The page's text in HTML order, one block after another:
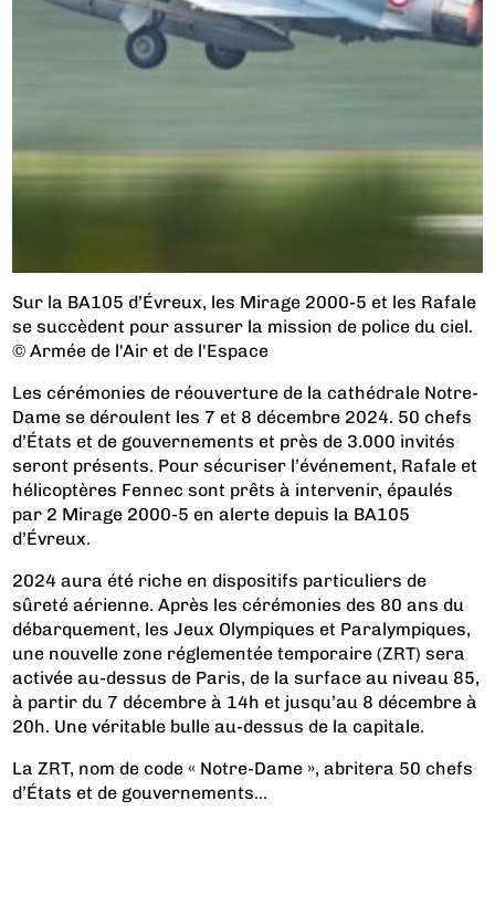
Sur la BA105 d’Évreux, les Mirage 2000-5 et les Rafale
se succèdent pour assurer la mission de police du ciel.
© Armée de l'Air et de l'Espace
Les cérémonies de réouverture de la cathédrale Notre-
Dame se déroulent les 7 et 8 décembre 2024. 50 chefs
d’États et de gouvernements et près de 3.000 invités
seront présents. Pour sécuriser l’événement, Rafale et
hélicoptères Fennec sont prêts à intervenir, épaulés
par 2 Mirage 2000-5 en alerte depuis la BA105
d’Évreux.
2024 aura été riche en dispositifs particuliers de
sûreté aérienne. Après les cérémonies des 80 ans du
débarquement, les Jeux Olympiques et Paralympiques,
une nouvelle zone réglementée temporaire (ZRT) sera
activée au-dessus de Paris, de la surface au niveau 85,
à partir du 7 décembre à 14h et jusqu’au 8 décembre à
20h. Une véritable bulle au-dessus de la capitale.
La ZRT, nom de code « Notre-Dame », abritera 50 chefs
d’États et de gouvernements...